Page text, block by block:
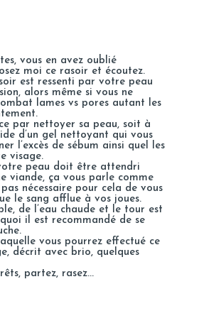
vous en avez oublié
moi ce rasoir et écoutez.
est ressenti par votre peau
alors même si vous ne
lames vs pores autant les
par nettoyer sa peau, soit à
d’un gel nettoyant qui vous
l’excès de sébum ainsi quel les
visage.
peau doit être attendri
viande, ça vous parle comme
nécessaire pour cela de vous
le sang afflue à vos joues.
de l’eau chaude et le tour est
il est recommandé de se
vous pourrez effectué ce
décrit avec brio, quelques
partez, rasez…